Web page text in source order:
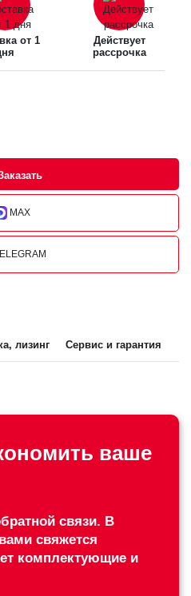
от 1
Действует
рассрочка
MAX
лизинг Сервис и гарантия
ваше
связи. В
свяжется
комплектующие и